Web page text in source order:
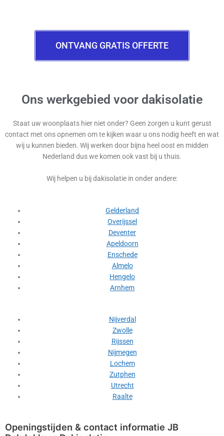
ONTVANG GRATIS OFFERTE
Ons werkgebied voor dakisolatie
Staat uw woonplaats hier niet onder? Geen zorgen u kunt gerust
contact met ons opnemen om te kijken waar u ons nodig heeft en wat
wij u kunnen bieden. Wij werken door bijna heel oost en midden
Nederland dus we komen ook vast bij u thuis.
Wij helpen u bij dakisolatie in onder andere:
Gelderland
Overijssel
Deventer
Apeldoorn
Enschede
Almelo
Hengelo
Arnhem
Nijverdal
Zwolle
Rijssen
Nijmegen
Lochem
Zutphen
Utrecht
Raalte
Openingstijden & contact informatie JB